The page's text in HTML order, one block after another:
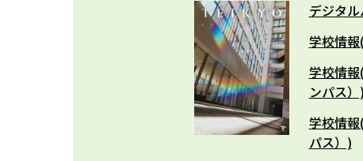
デジタ
学校情
学校情
ンパス）)
学校情
パス）)